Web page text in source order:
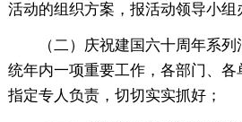
活动的组织方案，报活动领导小组
（二）庆祝建国六十周年系
统年内一项重要工作，各部门、各
指定专人负责，切切实实抓好；